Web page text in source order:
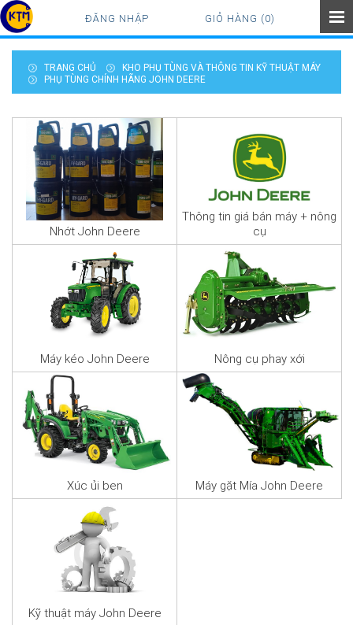
GIỎ HÀNG (0)
ĐĂNG NHẬP
TRANG CHỦ
KHO PHỤ TÙNG VÀ THÔNG TIN KỸ THUẬT MÁY
PHỤ TÙNG CHÍNH HÃNG JOHN DEERE
Nhớt John Deere
Thông tin giá bán máy + nông
cụ
Máy kéo John Deere Nông cụ phay xới
Xúc ủi ben Máy gặt Mía John Deere
Kỹ thuật máy John Deere